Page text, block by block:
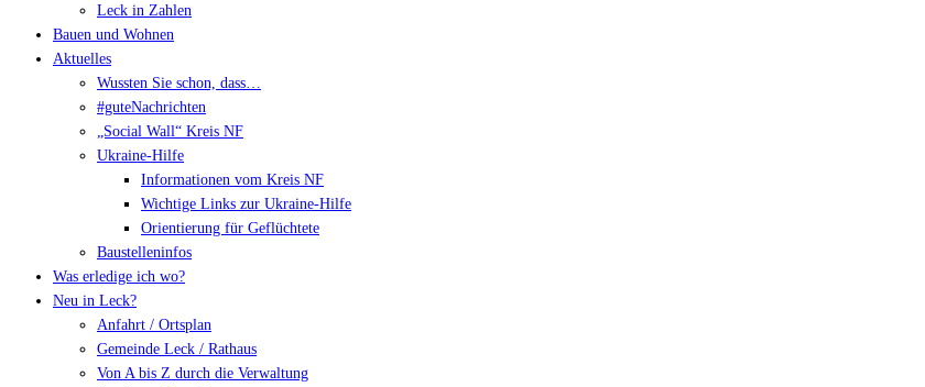
Leck in Zahlen
Bauen und Wohnen
Aktuelles
Wussten Sie schon, dass…
#guteNachrichten
„Social Wall“ Kreis NF
Ukraine-Hilfe
Informationen vom Kreis NF
Wichtige Links zur Ukraine-Hilfe
Orientierung für Geflüchtete
Baustelleninfos
Was erledige ich wo?
Neu in Leck?
Anfahrt / Ortsplan
Gemeinde Leck / Rathaus
Von A bis Z durch die Verwaltung